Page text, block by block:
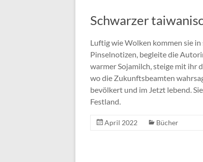
Schwarzer
Luftig wie Wolken kommen sie
Pinselnotizen, begleite die
warmer Sojamilch, steige mit ihr
wo die Zukunftsbeamten
bevölkert und im Jetzt lebend.
Festland.
April 2022 Bücher